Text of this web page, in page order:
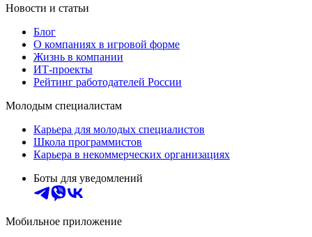
Новости и статьи
Блог
О компаниях в игровой форме
Жизнь в компании
ИТ-проекты
Рейтинг работодателей России
Молодым специалистам
Карьера для молодых специалистов
Школа программистов
Карьера в некоммерческих организациях
Боты для уведомлений
Мобильное приложение